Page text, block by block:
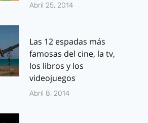
Abril 25, 2014
Las 12 espadas más
famosas del cine, la tv,
los libros y los
videojuegos
Abril 8, 2014